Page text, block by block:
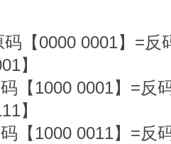
码【0000 0001】=
】
码【1000 0001】=反
】
码【1000 0011】=反